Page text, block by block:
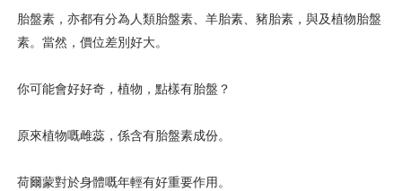
胎盤素，亦都有分為人類胎盤素、羊胎素、豬胎素，與及植物胎盤
素。當然，價位差別好大。
你可能會好好奇，植物，點樣有胎盤？
原來植物嘅雌蕊，係含有胎盤素成份。
荷爾蒙對於身體嘅年輕有好重要作用。